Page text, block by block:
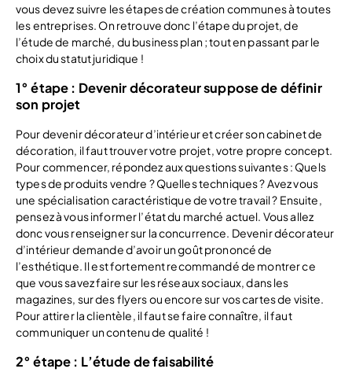
vous devez suivre les étapes de création communes à toutes
les entreprises. On retrouve donc l’étape du projet, de
l’étude de marché, du business plan ; tout en passant par le
choix du statut juridique !
1° étape : Devenir décorateur suppose de définir
son projet
Pour devenir décorateur d’intérieur et créer son cabinet de
décoration, il faut trouver votre projet, votre propre concept.
Pour commencer, répondez aux questions suivantes : Quels
types de produits vendre ? Quelles techniques ? Avez vous
une spécialisation caractéristique de votre travail ? Ensuite,
pensez à vous informer l’état du marché actuel. Vous allez
donc vous renseigner sur la concurrence. Devenir décorateur
d’intérieur demande d’avoir un goût prononcé de
l’esthétique. Il est fortement recommandé de montrer ce
que vous savez faire sur les réseaux sociaux, dans les
magazines, sur des flyers ou encore sur vos cartes de visite.
Pour attirer la clientèle, il faut se faire connaître, il faut
communiquer un contenu de qualité !
2° étape : L’étude de faisabilité